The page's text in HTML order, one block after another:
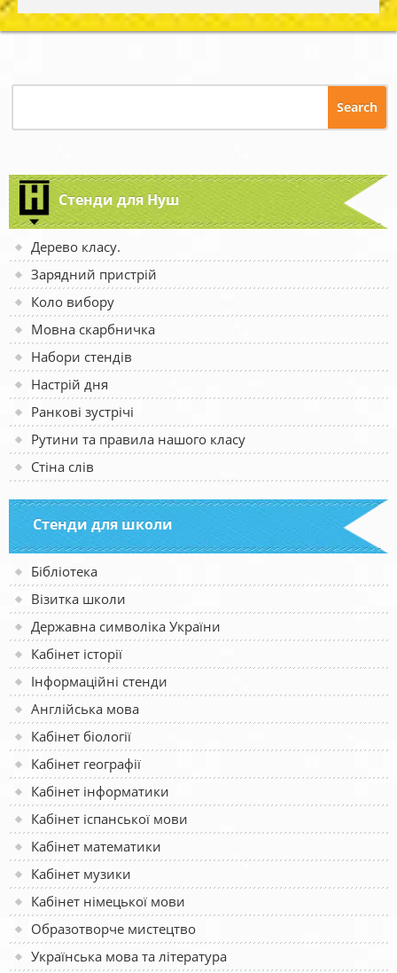
Стенди для Нуш
Дерево класу.
Зарядний пристрій
Коло вибору
Мовна скарбничка
Набори стендів
Настрій дня
Ранкові зустрічі
Рутини та правила нашого класу
Стіна слів
Стенди для школи
Бібліотека
Візитка школи
Державна символіка України
Кабінет історії
Інформаційні стенди
Англійська мова
Кабінет біології
Кабінет географії
Кабінет інформатики
Кабінет іспанської мови
Кабінет математики
Кабінет музики
Кабінет німецької мови
Образотворче мистецтво
Українська мова та література